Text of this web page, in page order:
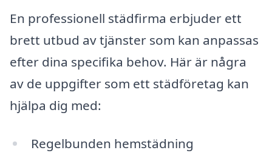
En professionell städfirma erbjuder ett
brett utbud av tjänster som kan anpassas
efter dina specifika behov. Här är några
av de uppgifter som ett städföretag kan
hjälpa dig med:
Regelbunden hemstädning